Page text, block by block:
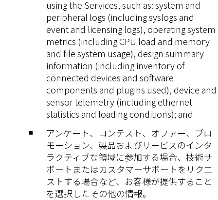
using the Services, such as: system and
peripheral logs (including syslogs and
event and licensing logs), operating system
metrics (including CPU load and memory
and file system usage), design summary
information (including inventory of
connected devices and software
components and plugins used), device and
sensor telemetry (including ethernet
statistics and loading conditions); and
アンケート、コンテスト、オファー、プロ
モーション、製品およびサービスのインタ
ラクティブな領域に参加する場合、技術サ
ポートまたはカスタマーサポートをリクエ
ストする場合など、お客様が提供すること
を選択したその他の情報。